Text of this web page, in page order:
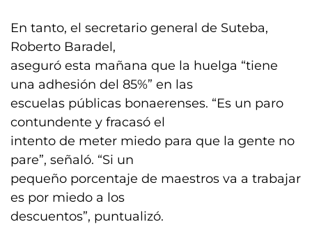
En tanto, el secretario general de Suteba,
Roberto Baradel,
aseguró esta mañana que la huelga “tiene
una adhesión del 85%” en las
escuelas públicas bonaerenses. “Es un paro
contundente y fracasó el
intento de meter miedo para que la gente no
pare”, señaló. “Si un
pequeño porcentaje de maestros va a trabajar
es por miedo a los
descuentos”, puntualizó.